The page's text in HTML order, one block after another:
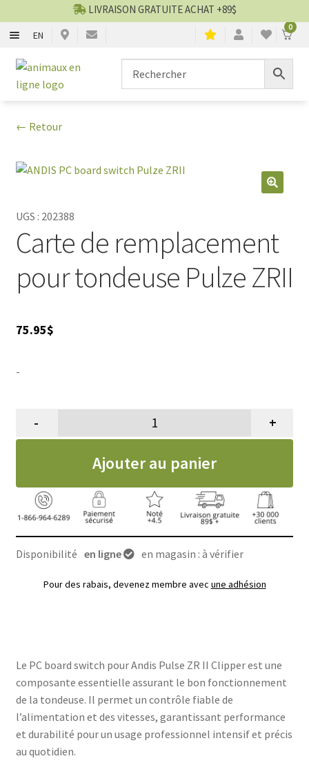
EN
0
Aller
à
Aller
au
LIVRAISON GRATUITE ACHAT +89$
CHIENS
SERVICES
PAR MARQUES
🍁 PRODUITS CANADIEN
VENTES
← Retour
UGS : 202388
Carte de remplacement
pour tondeuse Pulze ZRII
75.95$
-
quantité de ANDIS PC board
- +
Ajouter au panier
Disponibilité en ligne en magasin : à vérifier
Pour des rabais, devenez membre avec une adhésion
Le PC board switch pour Andis Pulse ZR II Clipper est une
composante essentielle assurant le bon fonctionnement
de la tondeuse. Il permet un contrôle fiable de
l’alimentation et des vitesses, garantissant performance
et durabilité pour un usage professionnel intensif et précis
au quotidien.